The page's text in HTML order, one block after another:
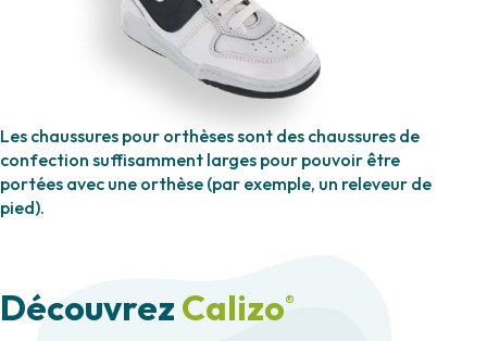
Les chaussures pour orthèses sont des chaussures de
confection suffisamment larges pour pouvoir être
portées avec une orthèse (par exemple, un releveur de
pied).
Découvrez Calizo®